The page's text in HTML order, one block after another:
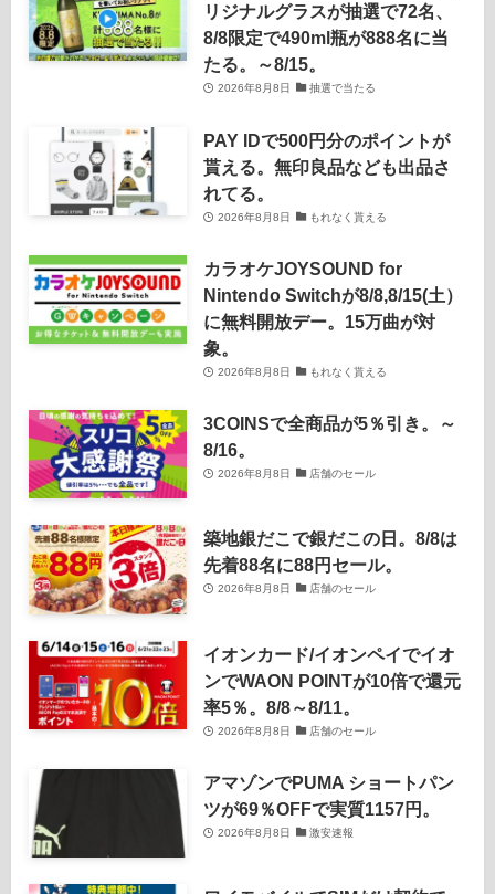
リジナルグラスが抽選で72名、
8/8限定で490ml瓶が888名に当
たる。～8/15。
2026年8月8日 抽選で当たる
PAY IDで500円分のポイントが
貰える。無印良品なども出品さ
れてる。
2026年8月8日 もれなく貰える
カラオケJOYSOUND for
Nintendo Switchが8/8,8/15(土）
に無料開放デー。15万曲が対
象。
2026年8月8日 もれなく貰える
3COINSで全商品が5％引き。～
8/16。
2026年8月8日 店舗のセール
築地銀だこで銀だこの日。8/8は
先着88名に88円セール。
2026年8月8日 店舗のセール
イオンカード/イオンペイでイオ
ンでWAON POINTが10倍で還元
率5％。8/8～8/11。
2026年8月8日 店舗のセール
アマゾンでPUMA ショートパン
ツが69％OFFで実質1157円。
2026年8月8日 激安速報